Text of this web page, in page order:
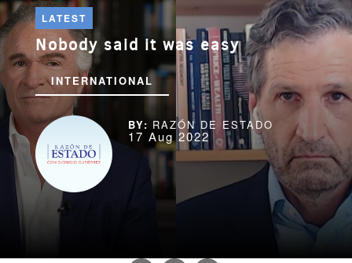
LATEST
Nobody said it was easy
INTERNATIONAL
RAZÓN DE ESTADO
17 Aug 2022